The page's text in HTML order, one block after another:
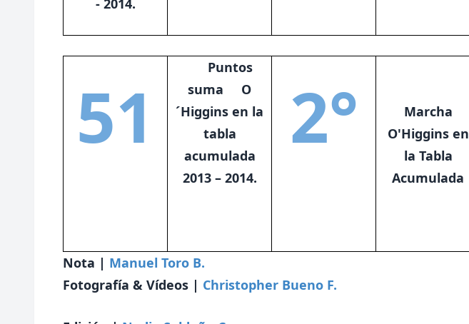
- 2014.
51
Puntos
suma O
´Higgins en la
tabla
acumulada
2013 – 2014.
2°
Marcha
O'Higgins en
la Tabla
Acumulada
Nota | Manuel Toro B.
Fotografía & Vídeos | Christopher Bueno F.